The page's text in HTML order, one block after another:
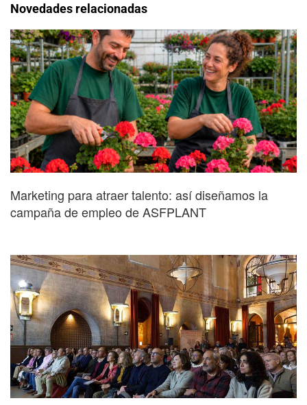
Novedades relacionadas
Marketing para atraer talento: así diseñamos la
campaña de empleo de ASFPLANT